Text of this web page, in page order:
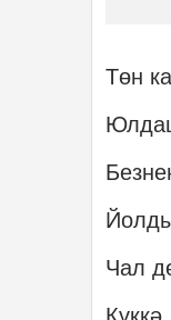
Төн
Чал